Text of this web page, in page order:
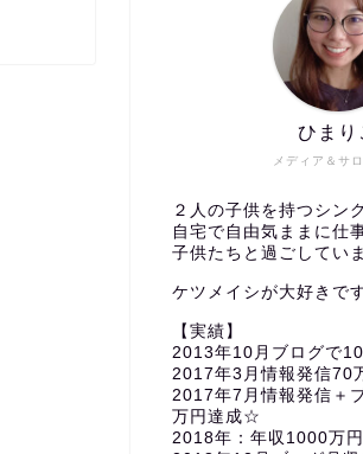
メディア＆サ
ひまり
２人の子供を持つシン
自宅で自由気ままに仕
子供たちと過ごしてい
ケツメイシが大好きで
【実績】
2013年10月ブログで
2017年3月情報発信70
2017年7月情報発信＋
万円達成☆
2018年：年収1000万